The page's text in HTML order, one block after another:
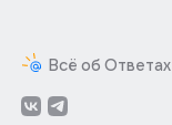
Всё об Ответах